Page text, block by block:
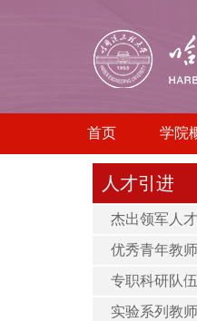
首页 学院
人才引进
杰出领军人才
优秀青年教师
专职科研队伍
实验系列教师